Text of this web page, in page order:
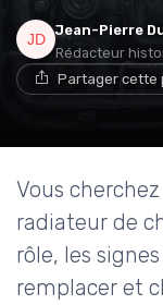
Jean-Pierre
Rédacteur
Partager cette
Vous
radiateur de
rôle, les
remplacer et